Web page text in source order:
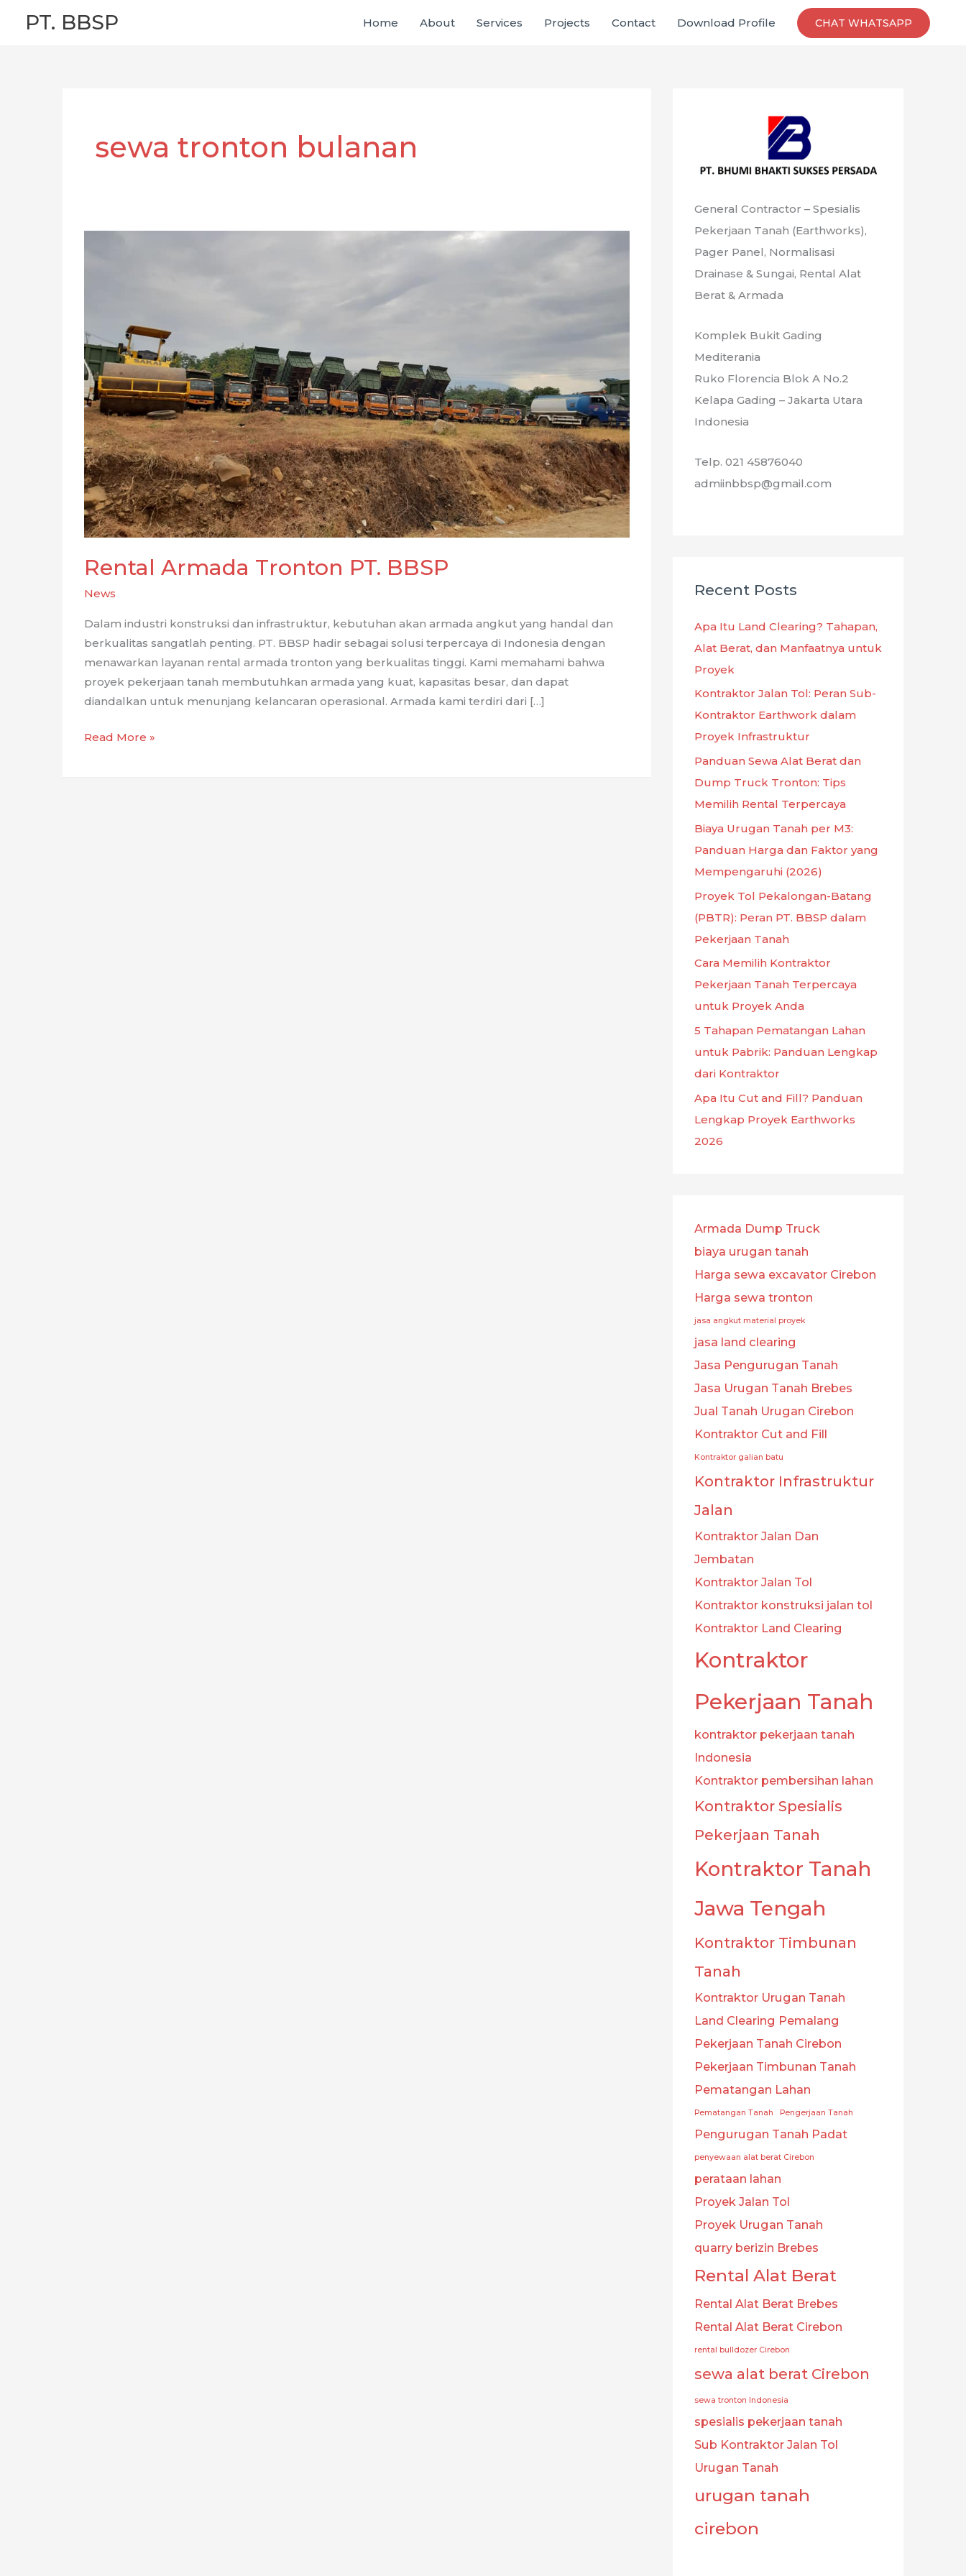
PT. BBSP Home About Services Projects Contact Download Profile CHAT WHATSAPP
sewa tronton bulanan
Rental Armada Tronton PT. BBSP
News
Dalam industri konstruksi dan infrastruktur, kebutuhan akan armada angkut yang handal dan
berkualitas sangatlah penting. PT. BBSP hadir sebagai solusi terpercaya di Indonesia dengan
menawarkan layanan rental armada tronton yang berkualitas tinggi. Kami memahami bahwa
proyek pekerjaan tanah membutuhkan armada yang kuat, kapasitas besar, dan dapat
diandalkan untuk menunjang kelancaran operasional. Armada kami terdiri dari […]
Rental
Read More »
General Contractor – Spesialis
Pekerjaan Tanah (Earthworks),
Pager Panel, Normalisasi
Drainase & Sungai, Rental Alat
Berat & Armada
Komplek Bukit Gading
Mediterania
Ruko Florencia Blok A No.2
Kelapa Gading – Jakarta Utara
Indonesia
Telp. 021 45876040
admiinbbsp@gmail.com
Recent Posts
Apa Itu Land Clearing? Tahapan,
Alat Berat, dan Manfaatnya untuk
Proyek
Kontraktor Jalan Tol: Peran Sub-
Kontraktor Earthwork dalam
Proyek Infrastruktur
Panduan Sewa Alat Berat dan
Dump Truck Tronton: Tips
Memilih Rental Terpercaya
Biaya Urugan Tanah per M3:
Panduan Harga dan Faktor yang
Mempengaruhi (2026)
Proyek Tol Pekalongan-Batang
(PBTR): Peran PT. BBSP dalam
Pekerjaan Tanah
Cara Memilih Kontraktor
Pekerjaan Tanah Terpercaya
untuk Proyek Anda
5 Tahapan Pematangan Lahan
untuk Pabrik: Panduan Lengkap
dari Kontraktor
Apa Itu Cut and Fill? Panduan
Lengkap Proyek Earthworks
2026
Armada Dump Truck
biaya urugan tanah
Harga sewa excavator Cirebon
Harga sewa tronton
jasa angkut material proyek
jasa land clearing
Jasa Pengurugan Tanah
Jasa Urugan Tanah Brebes
Jual Tanah Urugan Cirebon
Kontraktor Cut and Fill
Kontraktor galian batu
Kontraktor Infrastruktur
Jalan
Kontraktor Jalan Dan
Jembatan
Kontraktor Jalan Tol
Kontraktor konstruksi jalan tol
Kontraktor Land Clearing
Kontraktor
Pekerjaan Tanah
kontraktor pekerjaan tanah
Indonesia
Kontraktor pembersihan lahan
Kontraktor Spesialis
Pekerjaan Tanah
Kontraktor Tanah
Jawa Tengah
Kontraktor Timbunan
Tanah
Kontraktor Urugan Tanah
Land Clearing Pemalang
Pekerjaan Tanah Cirebon
Pekerjaan Timbunan Tanah
Pematangan Lahan
Pematangan Tanah Pengerjaan Tanah
Pengurugan Tanah Padat
penyewaan alat berat Cirebon
perataan lahan
Proyek Jalan Tol
Proyek Urugan Tanah
quarry berizin Brebes
Rental Alat Berat
Rental Alat Berat Brebes
Rental Alat Berat Cirebon
rental bulldozer Cirebon
sewa alat berat Cirebon
sewa tronton Indonesia
spesialis pekerjaan tanah
Sub Kontraktor Jalan Tol
Urugan Tanah
urugan tanah
cirebon